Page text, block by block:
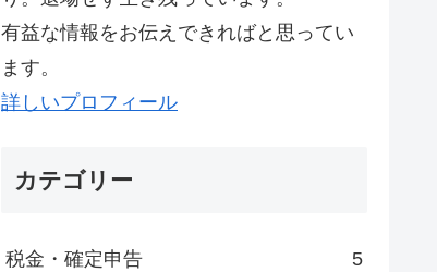
有益な情報をお伝えできればと思ってい
ます。
詳しいプロフィール
カテゴリー
税金・確定申告 5